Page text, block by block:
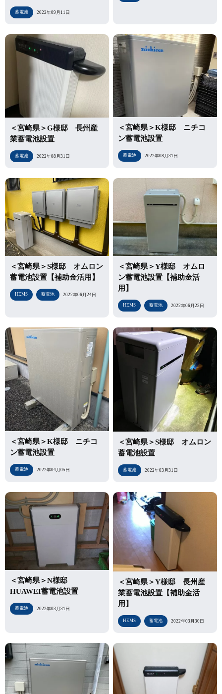
蓄電池 2022年09月11日
＜宮崎県＞G様邸 長州産
業蓄電池設置
蓄電池 2022年08月31日
＜宮崎県＞K様邸 ニチコ
ン蓄電池設置
蓄電池 2022年08月31日
＜宮崎県＞S様邸 オムロン
蓄電池設置【補助金活用】
HEMS 蓄電池 2022年06月24日
＜宮崎県＞Y様邸 オムロ
ン蓄電池設置【補助金活
用】
HEMS 蓄電池 2022年06月23日
＜宮崎県＞K様邸 ニチコ
ン蓄電池設置
蓄電池 2022年04月05日
＜宮崎県＞S様邸 オムロン
蓄電池設置
蓄電池 2022年03月31日
＜宮崎県＞N様邸
HUAWEI蓄電池設置
蓄電池 2022年03月31日
＜宮崎県＞Y様邸 長州産
業蓄電池設置【補助金活
用】
HEMS 蓄電池 2022年03月30日